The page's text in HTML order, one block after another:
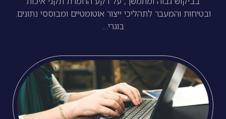
ובטיחות והמעבר לתהליכי ייצור אוטומטיים ומבוססי נתונים.
בוגרי…